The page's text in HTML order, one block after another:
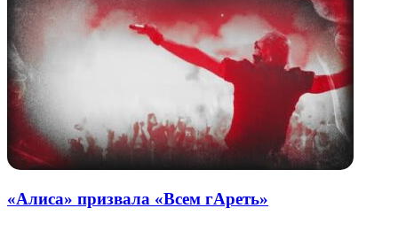
«Алиса» призвала «Всем гАреть»